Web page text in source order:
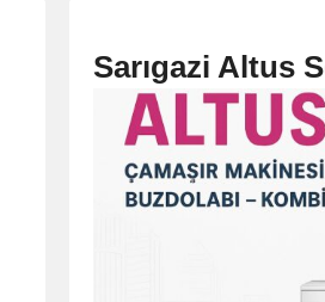
Sarıgazi Altus